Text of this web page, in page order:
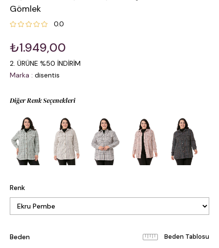
Gömlek
0.0
₺1.949,00
2. ÜRÜNE %50 İNDİRİM
Marka : disentis
Diğer Renk Seçenekleri
Renk
Beden Beden Tablosu